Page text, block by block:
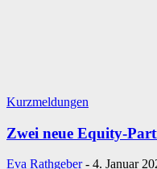
Kurzmeldungen
Zwei neue Equity-
Eva Rathgeber - 4. Januar